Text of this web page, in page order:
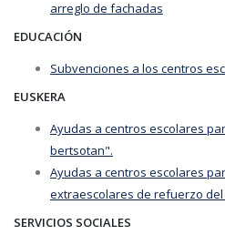
arreglo de fachadas
EDUCACIÓN
Subvenciones a los centros
EUSKERA
Ayudas a centros escolares
bertsotan".
Ayudas a centros escolares
extraescolares de refuerzo
SERVICIOS SOCIALES